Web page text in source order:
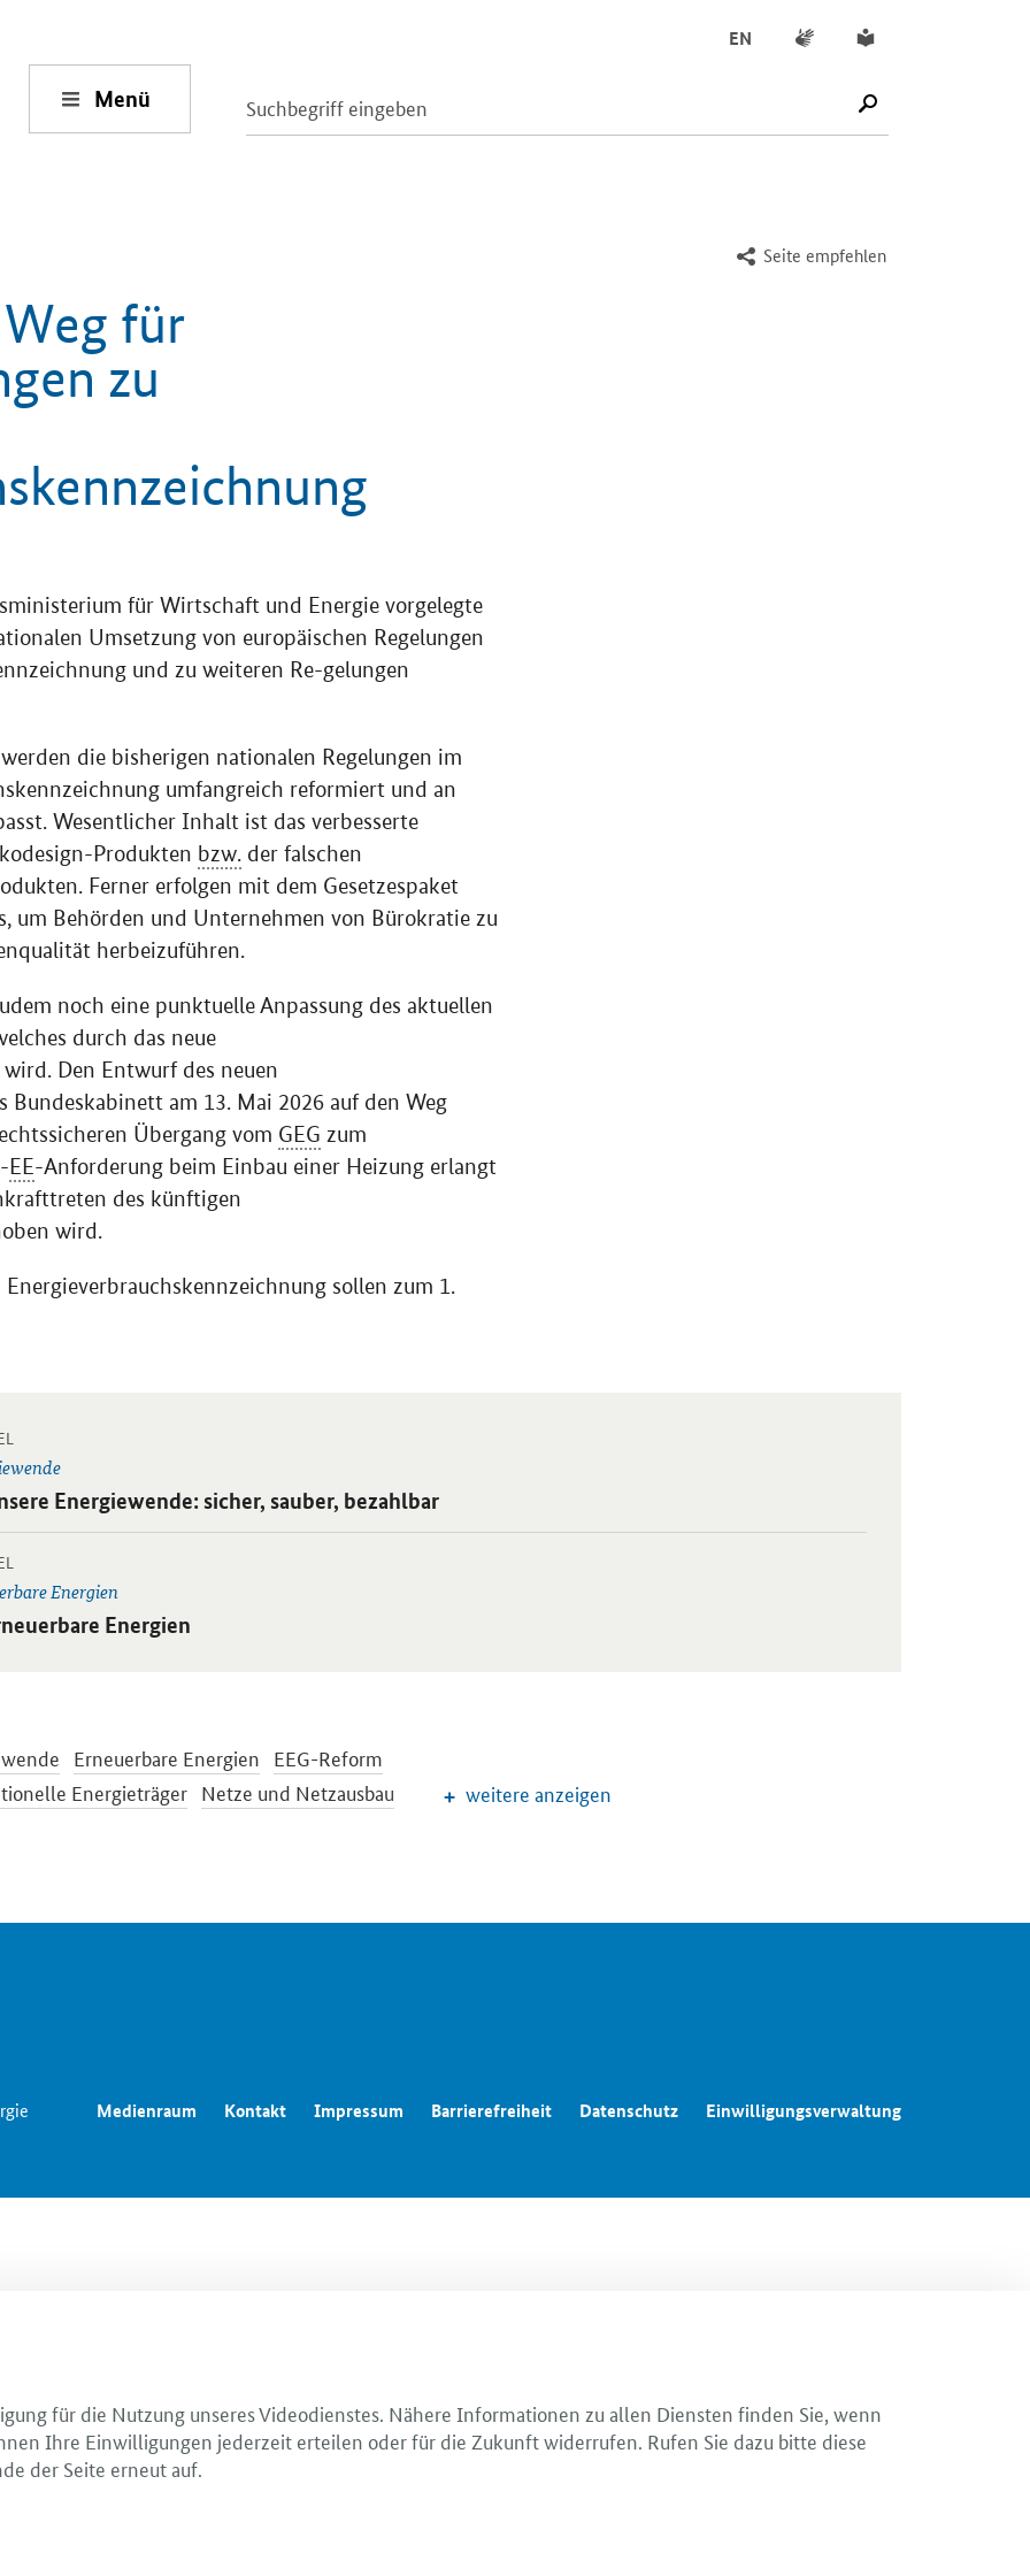
Menü SUCHE STARTEN
EN Gebärdensprache
Leichte Sprache
Seite empfehlen
für
zu
für Wirtschaft und Energie vorgelegte
Umsetzung von europäischen Regelungen
und zu weiteren Re-gelungen
die bisherigen nationalen Regelungen im
umfangreich reformiert und an
Wesentlicher Inhalt ist das verbesserte
Produkten bzw. der falschen
Ferner erfolgen mit dem Gesetzespaket
um Behörden und Unternehmen von Bürokratie zu
herbeizuführen.
noch eine punktuelle Anpassung des aktuellen
durch das neue
Den Entwurf des neuen
Bundeskabinett am 13. Mai 2026 auf den Weg
Übergang vom GEG zum
EE-Anforderung beim Einbau einer Heizung erlangt
des künftigen
wird.
sollen zum 1.
Energiewende: sicher, sauber, bezahlbar
Energien
Energien
Erneuerbare Energien EEG-Reform
Energieträger Netze und Netzausbau
und Transparenz für Verbraucher
weitere anzeigen
Medienraum Kontakt Impressum Barrierefreiheit Datenschutz Einwilligungsverwaltung
für die Nutzung unseres Videodienstes. Nähere Informationen zu allen Diensten finden Sie, wenn
Ihre Einwilligungen jederzeit erteilen oder für die Zukunft widerrufen. Rufen Sie dazu bitte diese
der Seite erneut auf.